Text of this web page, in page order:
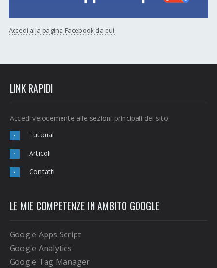
Accedi alla pagina Facebook da qui
LINK RAPIDI
Accedi velocemente alle sezioni principali del sito:
- Tutorial
- Articoli
- Contatti
LE MIE COMPETENZE IN AMBITO GOOGLE
Google Apps Script
Google Analytics
Google Tag Manager